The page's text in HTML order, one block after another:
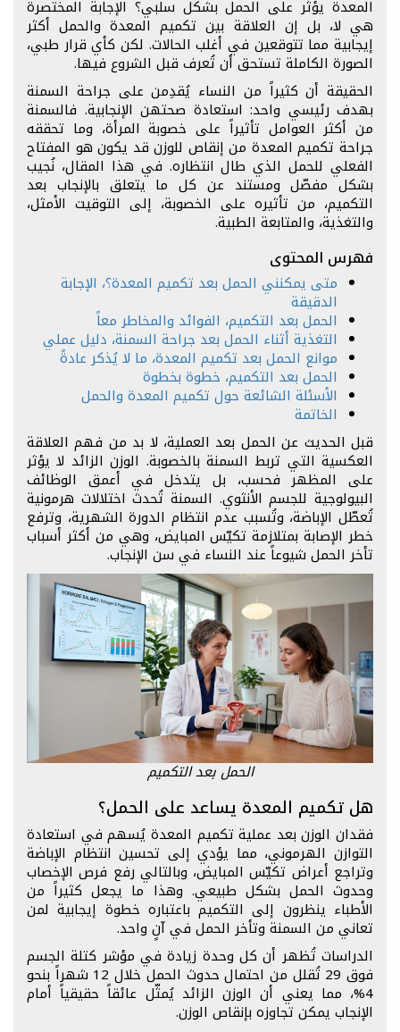
المعدة يؤثر على الحمل بشكل سلبي؟ الإجابة المختصرة
هي لا، بل إن العلاقة بين تكميم المعدة والحمل أكثر
إيجابية مما تتوقعين في أغلب الحالات. لكن كأي قرار طبي،
الصورة الكاملة تستحق أن تُعرف قبل الشروع فيها.
الحقيقة أن كثيراً من النساء يُقدِمن على جراحة السمنة
بهدف رئيسي واحد: استعادة صحتهن الإنجابية. فالسمنة
من أكثر العوامل تأثيراً على خصوبة المرأة، وما تحققه
جراحة تكميم المعدة من إنقاص للوزن قد يكون هو المفتاح
الفعلي للحمل الذي طال انتظاره. في هذا المقال، نُجيب
بشكل مفصّل ومستند عن كل ما يتعلق بالإنجاب بعد
التكميم، من تأثيره على الخصوبة، إلى التوقيت الأمثل،
والتغذية، والمتابعة الطبية.
فهرس المحتوى
متى يمكنني الحمل بعد تكميم المعدة؟، الإجابة
الدقيقة
الحمل بعد التكميم، الفوائد والمخاطر معاً
التغذية أثناء الحمل بعد جراحة السمنة، دليل عملي
موانع الحمل بعد تكميم المعدة، ما لا يُذكر عادةً
الحمل بعد التكميم، خطوة بخطوة
الأسئلة الشائعة حول تكميم المعدة والحمل
الخاتمة
قبل الحديث عن الحمل بعد العملية، لا بد من فهم العلاقة
العكسية التي تربط السمنة بالخصوبة. الوزن الزائد لا يؤثر
على المظهر فحسب، بل يتدخل في أعمق الوظائف
البيولوجية للجسم الأنثوي. السمنة تُحدث اختلالات هرمونية
تُعطّل الإباضة، وتُسبب عدم انتظام الدورة الشهرية، وترفع
خطر الإصابة بمتلازمة تكيّس المبايض، وهي من أكثر أسباب
تأخر الحمل شيوعاً عند النساء في سن الإنجاب.
الحمل بعد التكميم
هل تكميم المعدة يساعد على الحمل؟
فقدان الوزن بعد عملية تكميم المعدة يُسهم في استعادة
التوازن الهرموني، مما يؤدي إلى تحسين انتظام الإباضة
وتراجع أعراض تكيّس المبايض، وبالتالي رفع فرص الإخصاب
وحدوث الحمل بشكل طبيعي. وهذا ما يجعل كثيراً من
الأطباء ينظرون إلى التكميم باعتباره خطوة إيجابية لمن
تعاني من السمنة وتأخر الحمل في آنٍ واحد.
الدراسات تُظهر أن كل وحدة زيادة في مؤشر كتلة الجسم
فوق 29 تُقلل من احتمال حدوث الحمل خلال 12 شهراً بنحو
4%، مما يعني أن الوزن الزائد يُمثّل عائقاً حقيقياً أمام
الإنجاب يمكن تجاوزه بإنقاص الوزن.